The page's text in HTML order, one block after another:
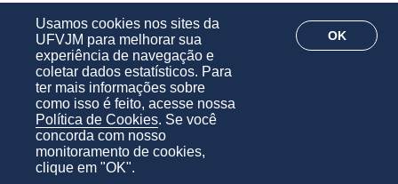
Usamos cookies nos sites da
UFVJM para melhorar sua
experiência de navegação e
coletar dados estatísticos. Para
ter mais informações sobre
como isso é feito, acesse nossa
Política de Cookies. Se você
concorda com nosso
monitoramento de cookies,
clique em "OK".
OK